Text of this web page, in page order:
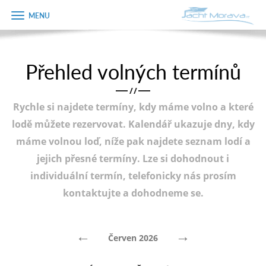
Úvodní strana
Plán plavby
Tipy na výlet
Fotogalerie
Zobrazit
menu
Přehled volných termínů
/ /
Rychle si najdete termíny, kdy máme volno a které
lodě můžete rezervovat. Kalendář ukazuje dny, kdy
máme volnou loď, níže pak najdete seznam lodí a
jejich přesné termíny. Lze si dohodnout i
individuální termín, telefonicky nás prosím
kontaktujte a dohodneme se.
← Červen 2026 →
Objednávka
dárkového
Jméno
Telefon
E-mail